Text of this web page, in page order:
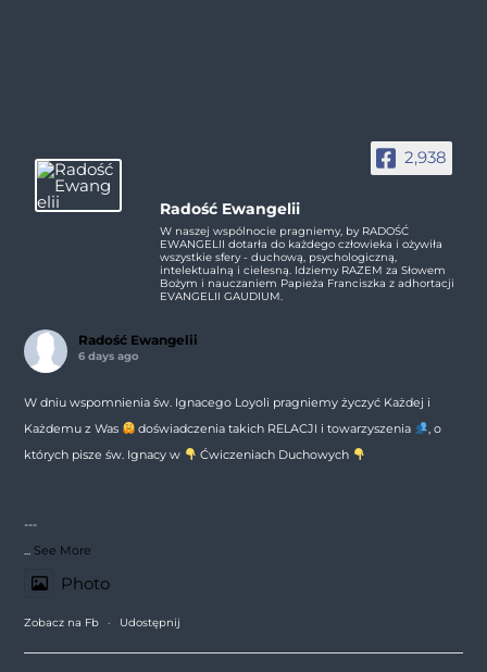
2,938
Radość Ewangelii
W naszej wspólnocie pragniemy, by RADOŚĆ
EWANGELII dotarła do każdego człowieka i ożywiła
wszystkie sfery - duchową, psychologiczną,
intelektualną i cielesną. Idziemy RAZEM za Słowem
Bożym i nauczaniem Papieża Franciszka z adhortacji
EVANGELII GAUDIUM.
Radość Ewangelii
6 days ago
W dniu wspomnienia św. Ignacego Loyoli pragniemy życzyć Każdej i
Każdemu z Was
doświadczenia takich RELACJI i towarzyszenia
, o
których pisze św. Ignacy w
Ćwiczeniach Duchowych
---
... See More
Photo
Zobacz na Fb · Udostępnij